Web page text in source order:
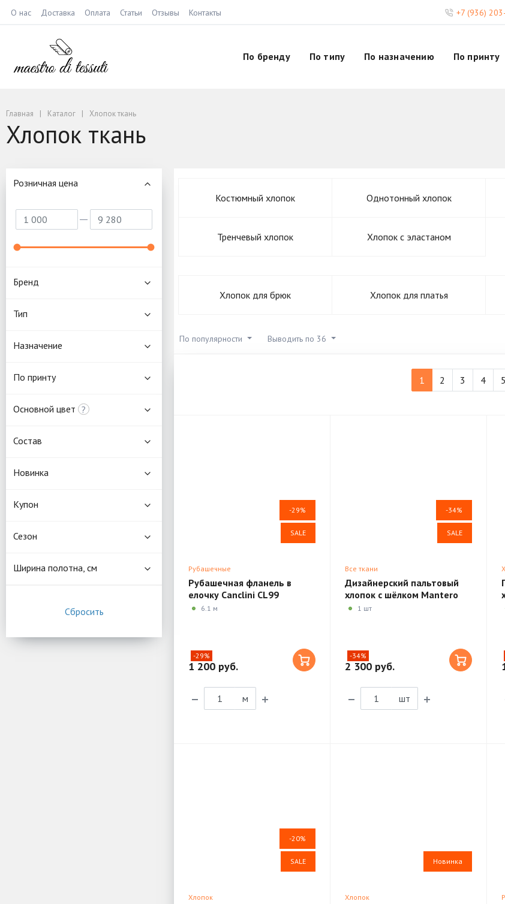
О нас Доставка Оплата Статьи Отзывы Контакты +7 (936)
По бренду По типу По назначению По принту
Главная Каталог Хлопок ткань
Хлопок ткань
Костюмный хлопок Однотонный хлопок
Тренчевый хлопок Хлопок с эластаном
Хлопок для брюк Хлопок для платья
По популярности Выводить по 36
1 2 3 4 5
-29%
SALE
Рубашечные
Рубашечная фланель в
елочку Canclini CL99
6.1 м
-29%
1 200 руб.
м
-34%
SALE
Все ткани
Дизайнерский пальтовый
хлопок с шёлком Mantero
Luxury R03
1 шт
-34%
2 300 руб.
шт
-20%
SALE
Хлопок
Новинка
Хлопок
Розничная цена
Бренд
Тип
Назначение
По принту
Основной цвет ?
Состав
Новинка
Купон
Сезон
Ширина полотна, см